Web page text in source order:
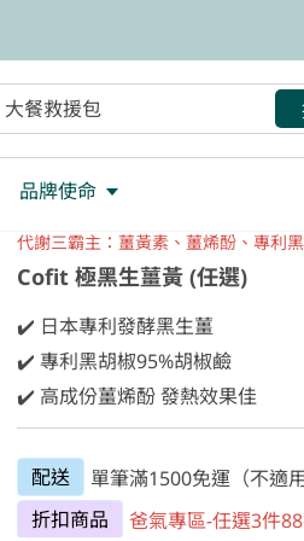
助眠
品牌使命
代謝三霸主：薑黃素、薑烯酚、專利
Cofit 極黑生薑黃 (任選)
✔️ 日本專利發酵黑生薑
✔️ 專利黑胡椒95%胡椒鹼
✔️ 高成份薑烯酚 發熱效果佳
配送
單筆滿1500免運（不適
折扣商品
爸氣專區-任選3件